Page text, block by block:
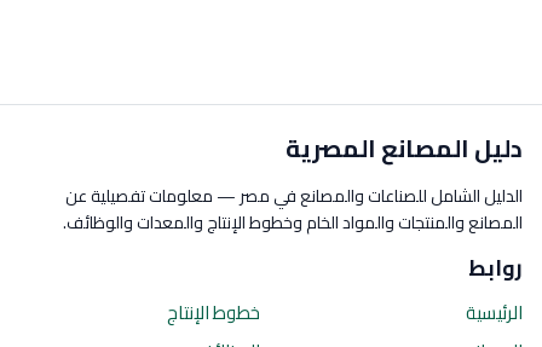
دليل المصانع المصرية
الدليل الشامل للصناعات والمصانع في مصر — معلومات تفصيلية عن
المصانع والمنتجات والمواد الخام وخطوط الإنتاج والمعدات والوظائف.
روابط
الرئيسية
خطوط الإنتاج